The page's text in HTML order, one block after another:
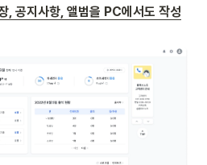
, 공지사항, 앨범을 PC에서도 작성